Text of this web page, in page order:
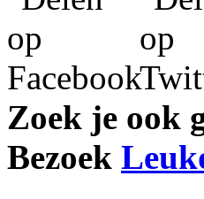
Zoek je ook
Bezoek